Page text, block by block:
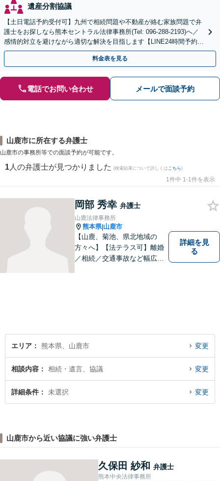
遺産分割協議
【土日電話予約受付可】九州で相続問題や不動産が絡む家族問題で弁
護士をお探しなら熊本セントラル法律事務所(Tel: 096-288-2193)へ／
感情的対立を避けながら適切な解決を目指します【LINE24時間予約受
付可】【休日・夜間相談可】
料金表を見る
電話でお問い合わせ メールで面談予約
山鹿市に所在する弁護士
山鹿市の事務所等での面談予約が可能です。
1 人の弁護士が見つかりました (検索結果について詳しくは こちら)
1件中 1-1件を表示
岡部 秀幸 弁護士
山鹿法律事務所
熊本県|山鹿市
【山鹿、菊池、県北地域の
方々へ】【法テラス可】離婚
／相続／交通事故など幅広く
詳細を見
る
エリア 熊本県、山鹿市 変更
相談内容 相続・遺言、協議 変更
詳細条件 未選択 変更
山鹿市から近い協議に強い弁護士
久保田 紗和 弁護士
熊本中央法律事務所